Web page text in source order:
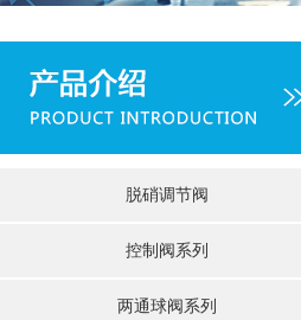
脱硝调节阀
控制阀系列
两通球阀系列